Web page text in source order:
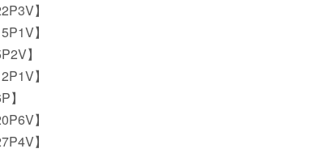
】
】
】
】
】
】